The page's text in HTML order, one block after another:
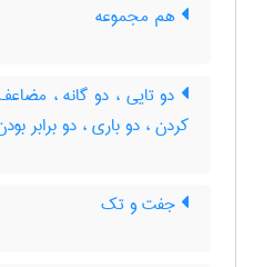
هم مجموعه
دو تایی ، دو گانه ، مضاعف
کردن ، دو باری ، دو برابر
جفت و تک